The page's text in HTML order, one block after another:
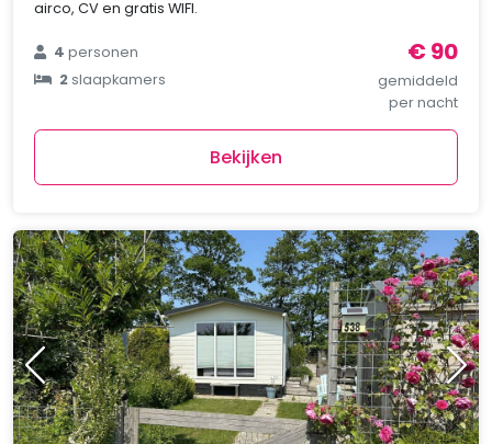
airco, CV en gratis WIFI.
4personen
2slaapkamers
€ 90
gemiddeld
per nacht
Bekijken